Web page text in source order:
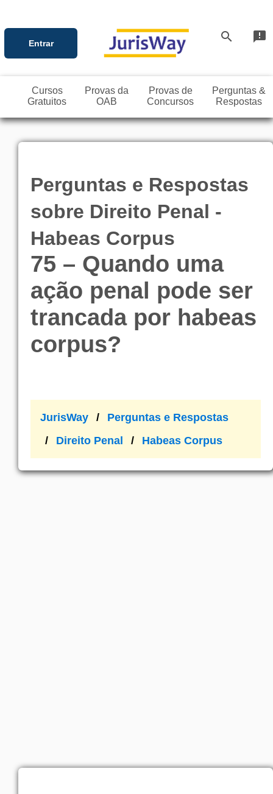
Entrar search announcement
Cursos
Gratuitos
Provas da
OAB
Provas de
Concursos
Perguntas &
Respostas
Perguntas e Respostas
sobre Direito Penal -
Habeas Corpus
75 – Quando uma
ação penal pode ser
trancada por habeas
corpus?
JurisWay
Perguntas e Respostas
Direito Penal
Habeas Corpus